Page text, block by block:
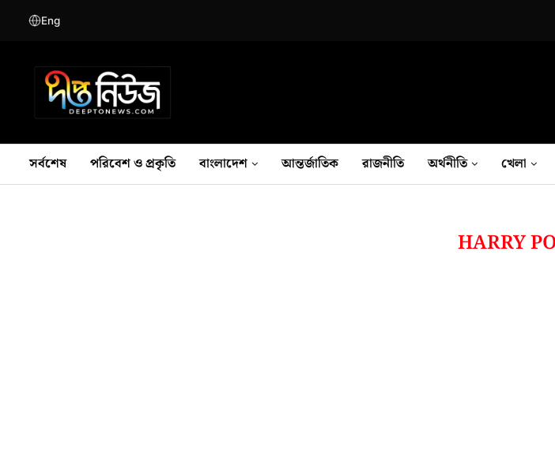
Eng
সর্বশেষ পরিবেশ ও প্রকৃতি বাংলাদেশ আন্তর্জাতিক রাজনীতি অর্থনীতি খেলা
HARRY